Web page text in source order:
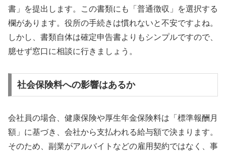
書」を提出します。この書類にも「普通徴収」を選択する
欄があります。役所の手続きは慣れないと不安ですよね。
しかし、書類自体は確定申告書よりもシンプルですので、
臆せず窓口に相談に行きましょう。
社会保険料への影響はあるか
会社員の場合、健康保険や厚生年金保険料は「標準報酬月
額」に基づき、会社から支払われる給与額で決まります。
そのため、副業がアルバイトなどの雇用契約ではなく、事